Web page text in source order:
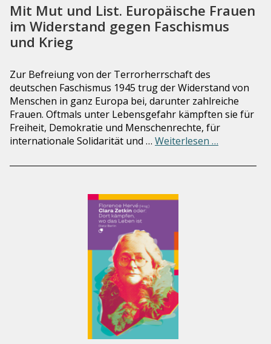
Mit Mut und List. Europäische Frauen
im Widerstand gegen Faschismus
und Krieg
Zur Befreiung von der Terrorherrschaft des
deutschen Faschismus 1945 trug der Widerstand von
Menschen in ganz Europa bei, darunter zahlreiche
Frauen. Oftmals unter Lebensgefahr kämpften sie für
Freiheit, Demokratie und Menschenrechte, für
internationale Solidarität und … Weiterlesen …